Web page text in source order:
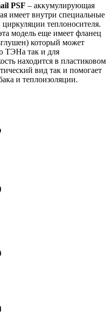
PSF – аккумулирующая
имеет внутри специальные
теплоносителя.
модель еще имеет фланец
который может
ТЭНа так и для
находится в пластиковом
вид так и помогает
и теплоизоляции.